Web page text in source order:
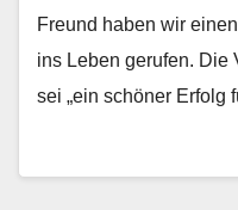
Freund haben wir
ins Leben gerufen. Die
sei „ein schöner Erfolg